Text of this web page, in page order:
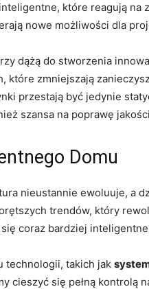
które reagują
nowe możliwości dla
dążą do stworzenia
które zmniejszają
przestają być ⁤jedynie
szansa na poprawę
Domu
nieustannie‍ ewoluuje, a
trendów, który
coraz‌ bardziej
technologii, takich jak
cieszyć się pełną kontrolą